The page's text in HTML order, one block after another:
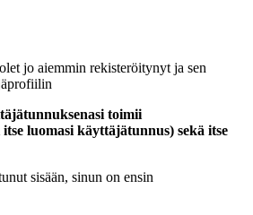
jo aiemmin rekisteröitynyt ja sen
toimii
luomasi käyttäjätunnus) sekä itse
sisään, sinun on ensin